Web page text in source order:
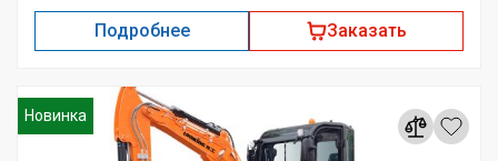
Подробнее Заказать
Новинка